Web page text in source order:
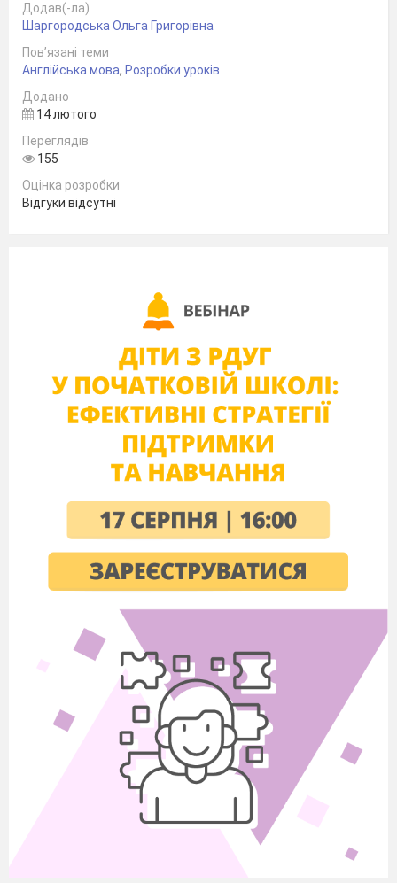
Послухайте діалог “At the clothes shop”.
Дати відповідь на запитання:
What do the customer usually buy at the
clothes shop?
Does the customer pay by cash or card?
Перевірка відповідей
Говоріння по темі:
Shop assistant: Can I help you? What size are
you? It’s on sale.
Написати есе “How I usually spend my money”.
Додав(-ла)
Шаргородська Ольга Григорівна
Пов’язані теми
Англійська мова, Розробки уроків
Додано
14 лютого
Переглядів
155
Оцінка розробки
Відгуки відсутні